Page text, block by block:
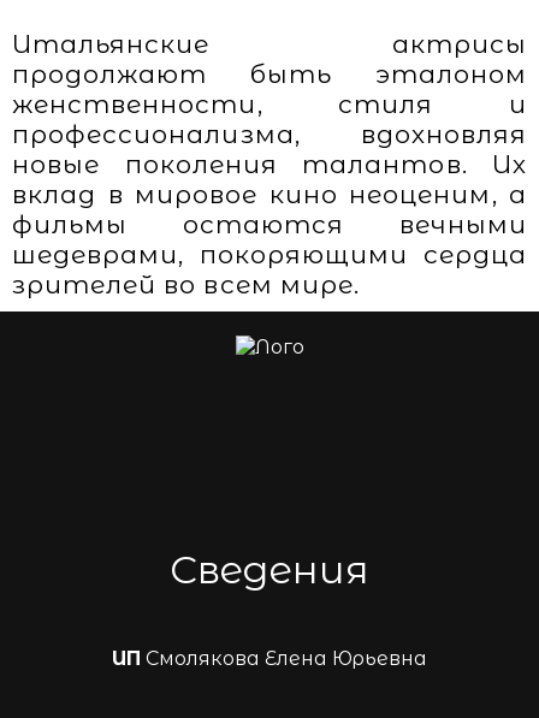
Итальянские актрисы
продолжают быть эталоном
женственности, стиля и
профессионализма, вдохновляя
новые поколения талантов. Их
вклад в мировое кино неоценим, а
фильмы остаются вечными
шедеврами, покоряющими сердца
зрителей во всем мире.
Сведения
ИП Смолякова Елена Юрьевна